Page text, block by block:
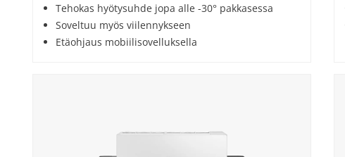
Tehokas hyötysuhde jopa alle -30° pakkasessa
Soveltuu myös viilennykseen
Etäohjaus mobiilisovelluksella